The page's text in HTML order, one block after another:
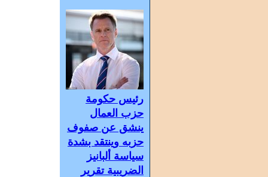
رئيس حكومة
حزب العمال
ينشق عن صفوف
حزبه وينتقد بشدة
سياسة ألبانيز
الضريبية تقرير